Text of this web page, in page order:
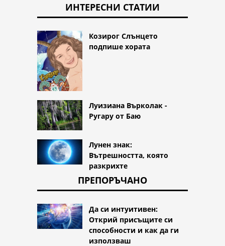
ИНТЕРЕСНИ СТАТИИ
Козирог Слънцето
подпише хората
Луизиана Върколак -
Ругару от Баю
Лунен знак:
Вътрешността, която
разкрихте
ПРЕПОРЪЧАНО
Да си интуитивен:
Открий присъщите си
способности и как да ги
използваш